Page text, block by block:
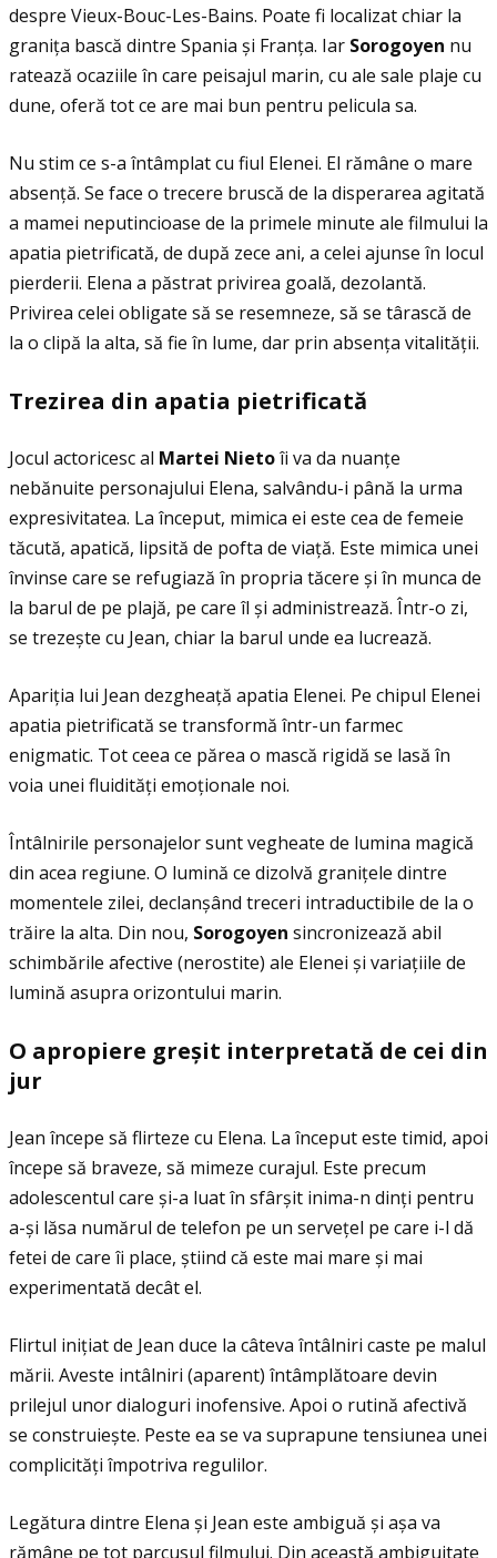
despre Vieux-Bouc-Les-Bains. Poate fi localizat chiar la
graniţa bască dintre Spania și Franţa. Iar Sorogoyen nu
ratează ocaziile în care peisajul marin, cu ale sale plaje cu
dune, oferă tot ce are mai bun pentru pelicula sa.
Nu stim ce s-a întâmplat cu fiul Elenei. El rămâne o mare
absenţă. Se face o trecere bruscă de la disperarea agitată
a mamei neputincioase de la primele minute ale filmului la
apatia pietrificată, de după zece ani, a celei ajunse în locul
pierderii. Elena a păstrat privirea goală, dezolantă.
Privirea celei obligate să se resemneze, să se târască de
la o clipă la alta, să fie în lume, dar prin absenţa vitalităţii.
Trezirea din apatia pietrificată
Jocul actoricesc al Martei Nietoîi va da nuanţe
nebănuite personajului Elena, salvându-i până la urma
expresivitatea. La început, mimica ei este cea de femeie
tăcută, apatică, lipsită de pofta de viaţă. Este mimica unei
învinse care se refugiază în propria tăcere și în munca de
la barul de pe plajă, pe care îl și administrează. Într-o zi,
se trezește cu Jean, chiar la barul unde ea lucrează.
Apariţia lui Jean dezgheaţă apatia Elenei. Pe chipul Elenei
apatia pietrificată se transformă într-un farmec
enigmatic. Tot ceea ce părea o mască rigidă se lasă în
voia unei fluidităţi emoţionale noi.
Întâlnirile personajelor sunt vegheate de lumina magică
din acea regiune. O lumină ce dizolvă graniţele dintre
momentele zilei, declanșând treceri intraductibile de la o
trăire la alta. Din nou, Sorogoyen sincronizează abil
schimbările afective (nerostite) ale Elenei și variaţiile de
lumină asupra orizontului marin.
O apropiere greșit interpretată de cei din
jur
Jean începe să flirteze cu Elena. La început este timid, apoi
începe să braveze, să mimeze curajul. Este precum
adolescentul care și-a luat în sfârșit inima-n dinţi pentru
a-și lăsa numărul de telefon pe un serveţel pe care i-l dă
fetei de care îi place, știind că este mai mare și mai
experimentată decât el.
Flirtul iniţiat de Jean duce la câteva întâlniri caste pe malul
mării. Aveste intâlniri (aparent) întâmplătoare devin
prilejul unor dialoguri inofensive. Apoi o rutină afectivă
se construiește. Peste ea se va suprapune tensiunea unei
complicităţi împotriva regulilor.
Legătura dintre Elena și Jean este ambiguă și așa va
rămâne pe tot parcusul filmului. Din această ambiguitate